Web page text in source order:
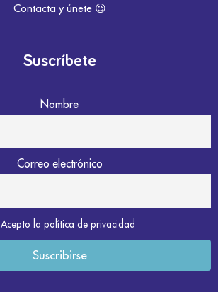
Contacta y únete 😉
Suscríbete
Nombre
Correo electrónico
Acepto la política de privacidad